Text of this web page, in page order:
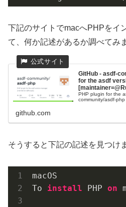
下記のサイトでmacへPHPをイ
て、何か記述があるか調べてみ
GitHub - asdf-
for the asdf
PHP plugin for the
community/asdf-php
github.com
そうすると下記の記述を見つけ
macOS
To install PHP on